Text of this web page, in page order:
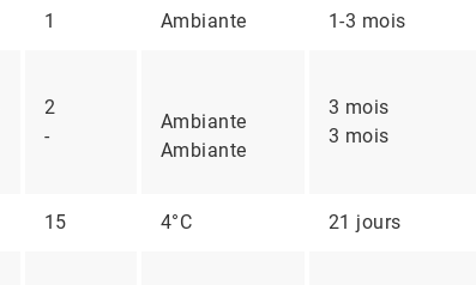
1 Ambiante 1-3 mois
2
-
Ambiante
Ambiante
3 mois
3 mois
15 4°C 21 jours